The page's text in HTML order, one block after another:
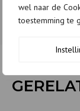
wel naar de
toestemming te